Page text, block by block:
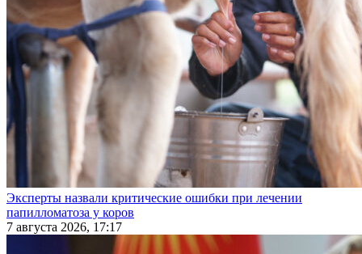
Эксперты назвали критические ошибки при лечении
папилломатоза у коров
7 августа 2026, 17:17